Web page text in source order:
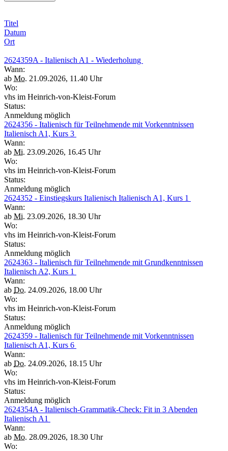
Titel
Datum
Ort
2624359A - Italienisch A1 - Wiederholung
Wann:
ab Mo. 21.09.2026, 11.40 Uhr
Wo:
vhs im Heinrich-von-Kleist-Forum
Status:
Anmeldung möglich
2624356 - Italienisch für Teilnehmende mit Vorkenntnissen
Italienisch A1, Kurs 3
Wann:
ab Mi. 23.09.2026, 16.45 Uhr
Wo:
vhs im Heinrich-von-Kleist-Forum
Status:
Anmeldung möglich
2624352 - Einstiegskurs Italienisch Italienisch A1, Kurs 1
Wann:
ab Mi. 23.09.2026, 18.30 Uhr
Wo:
vhs im Heinrich-von-Kleist-Forum
Status:
Anmeldung möglich
2624363 - Italienisch für Teilnehmende mit Grundkenntnissen
Italienisch A2, Kurs 1
Wann:
ab Do. 24.09.2026, 18.00 Uhr
Wo:
vhs im Heinrich-von-Kleist-Forum
Status:
Anmeldung möglich
2624359 - Italienisch für Teilnehmende mit Vorkenntnissen
Italienisch A1, Kurs 6
Wann:
ab Do. 24.09.2026, 18.15 Uhr
Wo:
vhs im Heinrich-von-Kleist-Forum
Status:
Anmeldung möglich
2624354A - Italienisch-Grammatik-Check: Fit in 3 Abenden
Italienisch A1
Wann:
ab Mo. 28.09.2026, 18.30 Uhr
Wo: